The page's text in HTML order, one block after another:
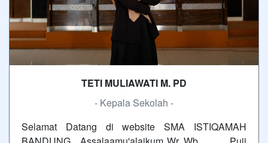
TETI MULIAWATI M. PD
- Kepala Sekolah -
Selamat Datang di website SMA ISTIQAMAH